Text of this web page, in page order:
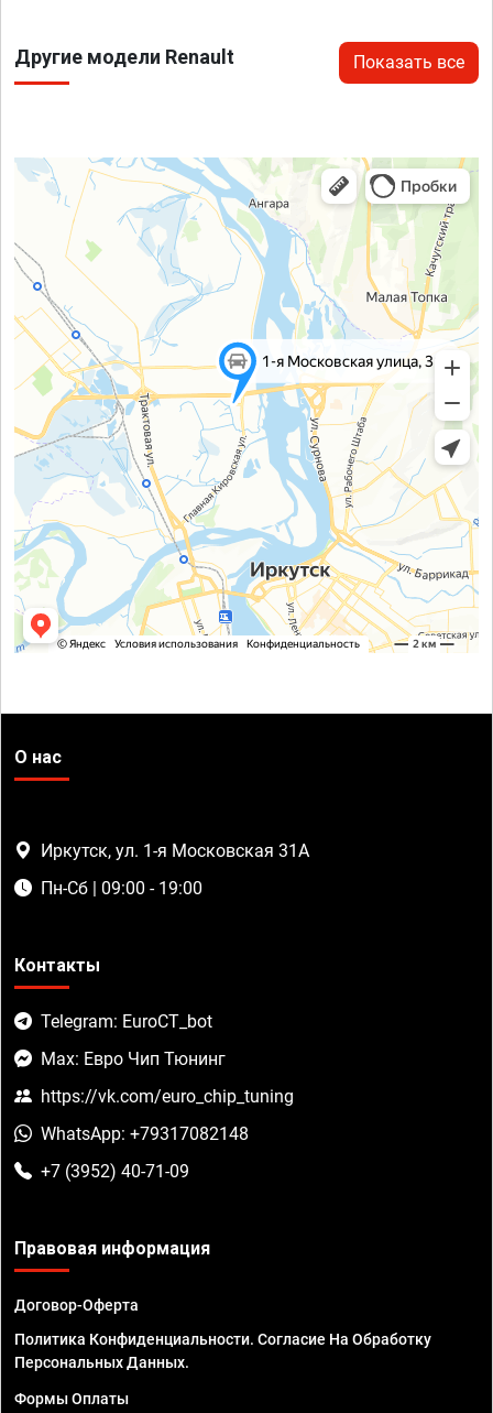
Другие модели Renault Показать все
О нас
Иркутск, ул. 1-я Московская 31А
Пн-Сб | 09:00 - 19:00
Контакты
Telegram: EuroCT_bot
Max: Евро Чип Тюнинг
https://vk.com/euro_chip_tuning
WhatsApp: +79317082148
+7 (3952) 40-71-09
Правовая информация
Договор-Оферта
Политика Конфиденциальности. Согласие На Обработку
Персональных Данных.
Формы Оплаты